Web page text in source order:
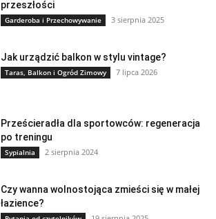
przeszłości
Garderoba i Przechowywanie 3 sierpnia 2025
Jak urządzić balkon w stylu vintage?
Taras, Balkon i Ogród Zimowy 7 lipca 2026
Prześcieradła dla sportowców: regeneracja
po treningu
Sypialnia 2 sierpnia 2024
Czy wanna wolnostojąca zmieści się w małej
łazience?